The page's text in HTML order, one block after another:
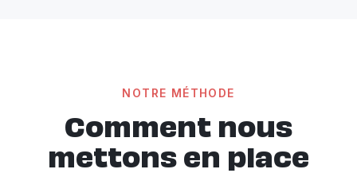
NOTRE MÉTHODE
Comment nous
mettons en place